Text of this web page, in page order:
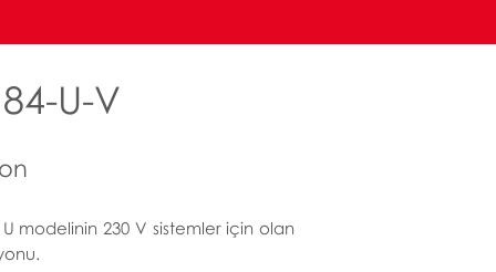
84-U-V
U modelinin 230 V sistemler için olan